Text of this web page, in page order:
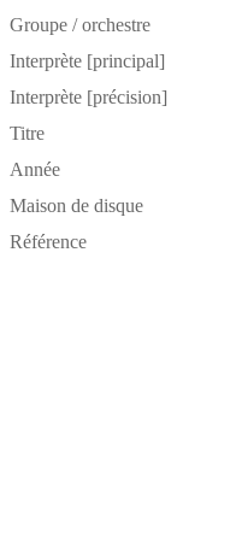
Groupe / orchestre
Interprète [principal]
Interprète [précision]
Titre
Année
Maison de disque
Référence